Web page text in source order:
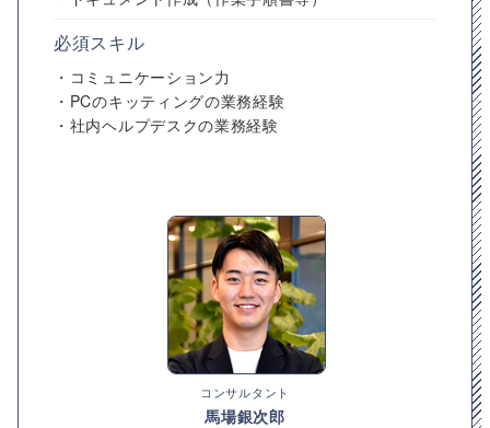
必須スキル
・コミュニケーション力
・PCのキッティングの業務経験
・社内ヘルプデスクの業務経験
コンサルタント
馬場銀次郎